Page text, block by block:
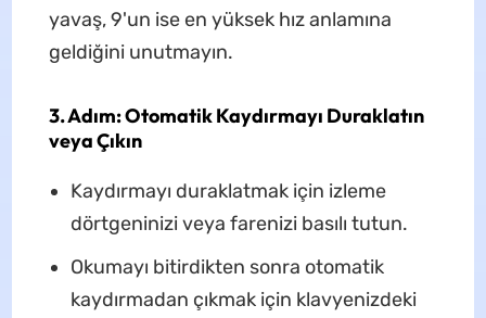
yavaş, 9'un ise en yüksek hız anlamına
geldiğini unutmayın.
3. Adım: Otomatik Kaydırmayı Duraklatın
veya Çıkın
Kaydırmayı duraklatmak için izleme
dörtgeninizi veya farenizi basılı tutun.
Okumayı bitirdikten sonra otomatik
kaydırmadan çıkmak için klavyenizdeki